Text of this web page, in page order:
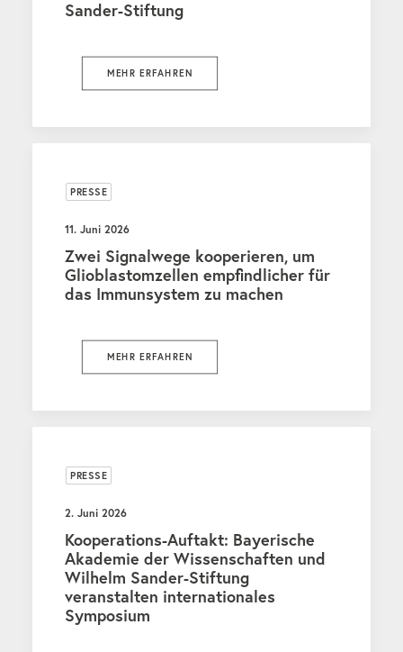
Sander-Stiftung
MEHR ERFAHREN
PRESSE
11. Juni 2026
Zwei Signalwege kooperieren, um
Glioblastomzellen empfindlicher für
das Immunsystem zu machen
MEHR ERFAHREN
PRESSE
2. Juni 2026
Kooperations-Auftakt: Bayerische
Akademie der Wissenschaften und
Wilhelm Sander-Stiftung
veranstalten internationales
Symposium